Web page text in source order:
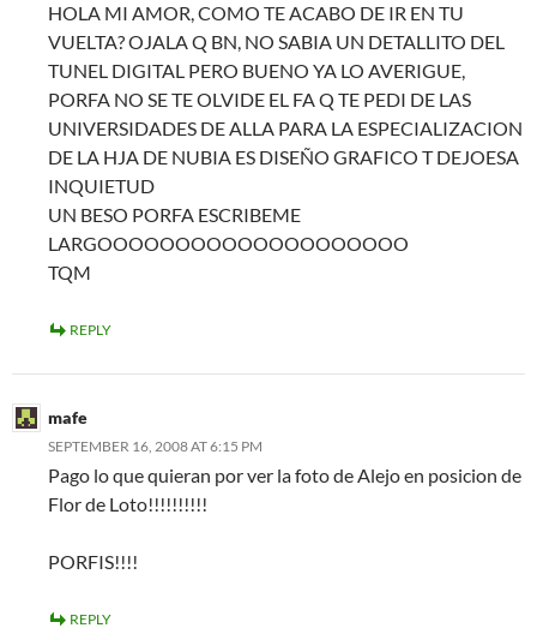
HOLA MI AMOR, COMO TE ACABO DE IR EN TU
VUELTA? OJALA Q BN, NO SABIA UN DETALLITO DEL
TUNEL DIGITAL PERO BUENO YA LO AVERIGUE,
PORFA NO SE TE OLVIDE EL FA Q TE PEDI DE LAS
UNIVERSIDADES DE ALLA PARA LA ESPECIALIZACION
DE LA HJA DE NUBIA ES DISEÑO GRAFICO T DEJOESA
INQUIETUD
UN BESO PORFA ESCRIBEME
LARGOOOOOOOOOOOOOOOOOOOO
TQM
REPLY
mafe
SEPTEMBER 16, 2008 AT 6:15 PM
Pago lo que quieran por ver la foto de Alejo en posicion de
Flor de Loto!!!!!!!!!!
PORFIS!!!!
REPLY